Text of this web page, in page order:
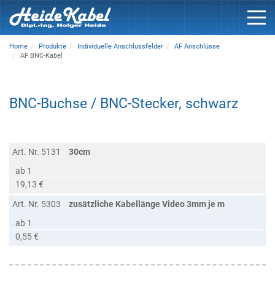
Home Produkte Individuelle Anschlussfelder
AF Anschlüsse
AF BNC-Kabel
BNC-Buchse / BNC-Stecker, schwarz
Art. Nr. 5131
30cm
ab 1
19,13 €
Art. Nr. 5303
zusätzliche Kabellänge Video 3mm je m
ab 1
0,55 €